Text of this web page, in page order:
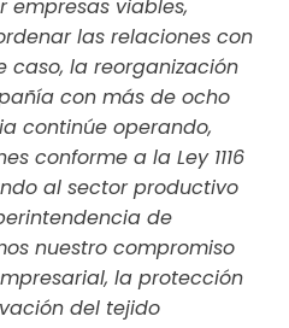
viables,
las relaciones con
caso, la reorganización
con más de ocho
continúe operando,
conforme a la Ley 1116
al sector productivo
de
nuestro compromiso
la protección
del tejido